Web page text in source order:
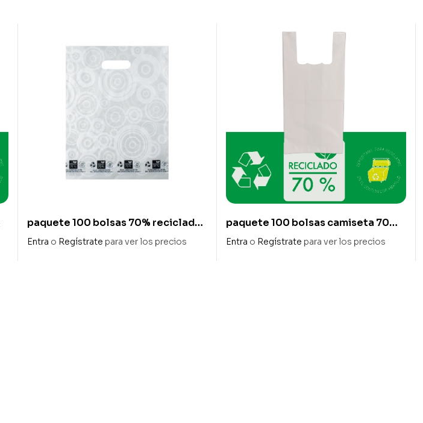
paquete 100 bolsas 70% reciclado
«discos» blanco 40 cm x 50 cm
Entra o Regístrate para ver los precios
paquete 100 bolsas camiseta 70%
reciclado 50/32x60cm galga 200
Entra o Regístrate para ver los precios